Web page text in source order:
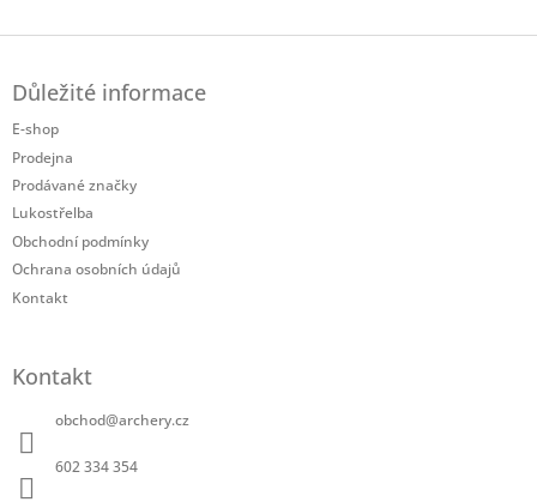
Důležité informace
E-shop
Prodejna
Prodávané značky
Lukostřelba
Obchodní podmínky
Ochrana osobních údajů
Kontakt
Kontakt
obchod@archery.cz
602 334 354